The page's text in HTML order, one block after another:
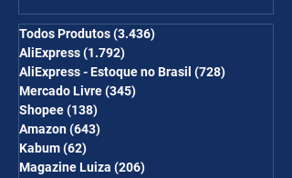
desc em 6 itens/R$25 de
desc em 10 itens) OS
CUPONS SÃO VÁLIDOS NO
COMBO
Todos Produtos(3.436)
AliExpress(1.792)
AliExpress - Estoque no Brasil (728)
Mercado Livre(345)
Shopee(138)
Amazon(643)
Kabum(62)
Magazine Luiza (206)